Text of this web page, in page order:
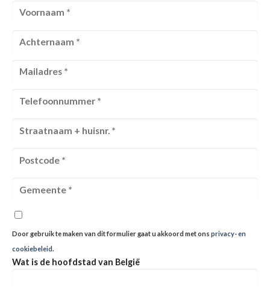
Door gebruik te maken van dit formulier gaat u akkoord met ons privacy- en
cookiebeleid.
Wat is de hoofdstad van België